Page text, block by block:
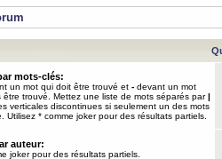
mots-clés:
un mot qui doit être trouvé et - devant un mot
être trouvé. Mettez une liste de mots séparés par|
verticales discontinues si seulement un des mots
Utilisez * comme joker pour des résultats partiels.
auteur:
joker pour des résultats partiels.